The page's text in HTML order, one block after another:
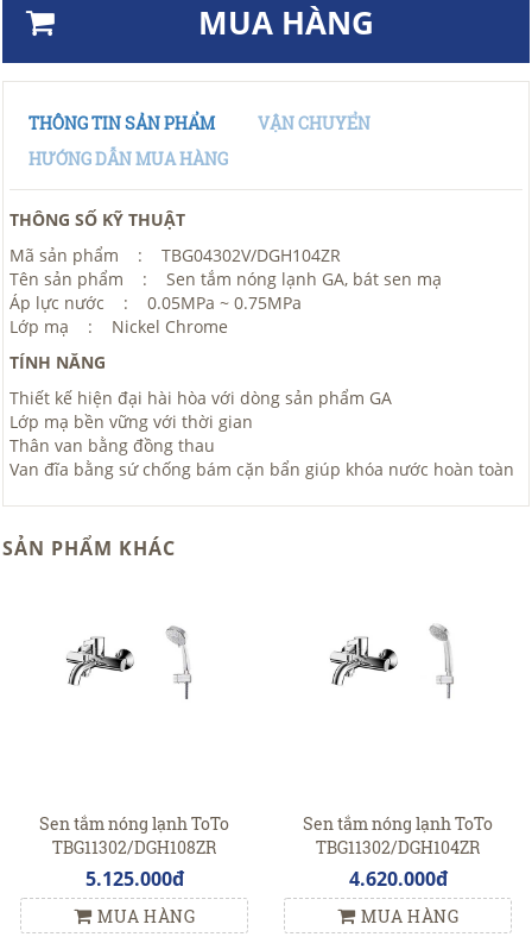
MUA HÀNG
THÔNG TIN SẢN PHẨM
VẬN CHUYỂN
HƯỚNG DẪN MUA HÀNG
THÔNG SỐ KỸ THUẬT
Mã sản phẩm : TBG04302V/DGH104ZR
Tên sản phẩm : Sen tắm nóng lạnh GA, bát sen mạ
Áp lực nước : 0.05MPa ~ 0.75MPa
Lớp mạ : Nickel Chrome
TÍNH NĂNG
Thiết kế hiện đại hài hòa với dòng sản phẩm GA
Lớp mạ bền vững với thời gian
Thân van bằng đồng thau
Van đĩa bằng sứ chống bám cặn bẩn giúp khóa nước hoàn toàn
SẢN PHẨM KHÁC
Sen tắm nóng lạnh ToTo
TBG11302/DGH108ZR
5.125.000đ
MUA HÀNG
Sen tắm nóng lạnh ToTo
TBG11302/DGH104ZR
4.620.000đ
MUA HÀNG